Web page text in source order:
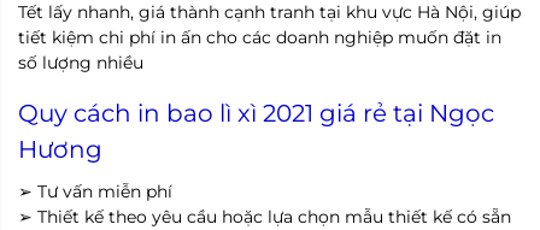
Tết lấy nhanh, giá thành cạnh tranh tại khu vực Hà Nội, giúp
tiết kiệm chi phí in ấn cho các doanh nghiệp muốn đặt in
số lượng nhiều
Quy cách in bao lì xì 2021 giá rẻ tại Ngọc
Hương
➢ Tư vấn miễn phí
➢ Thiết kế theo yêu cầu hoặc lựa chọn mẫu thiết kế có sẵn